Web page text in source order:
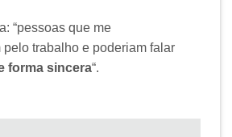
“pessoas que me
pelo trabalho e poderiam falar
forma sincera“.